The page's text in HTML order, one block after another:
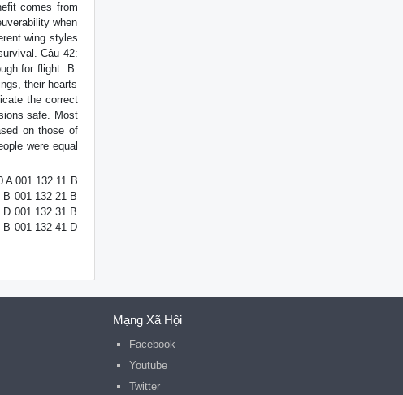
comes from
when
wing styles
Câu 42:
for flight. B.
their hearts
the correct
safe. Most
on those of
were equal
A 001 132 11 B
001 132 21 B
001 132 31 B
001 132 41 D
Mạng Xã Hội
Facebook
Youtube
Twitter